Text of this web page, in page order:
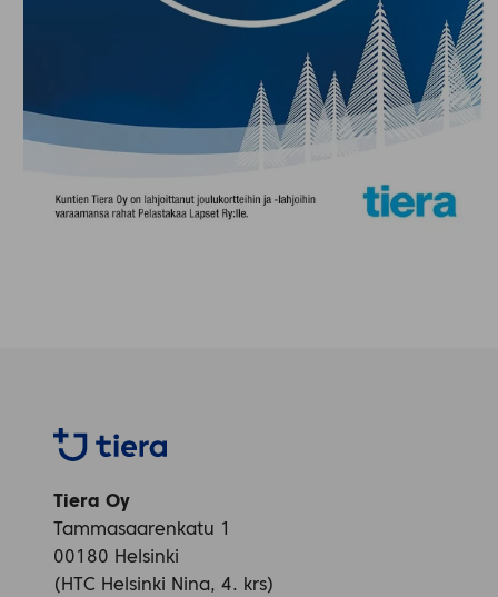
Tiera
Tiera Oy
Tammasaarenkatu 1
00180 Helsinki
(HTC Helsinki Nina, 4. krs)